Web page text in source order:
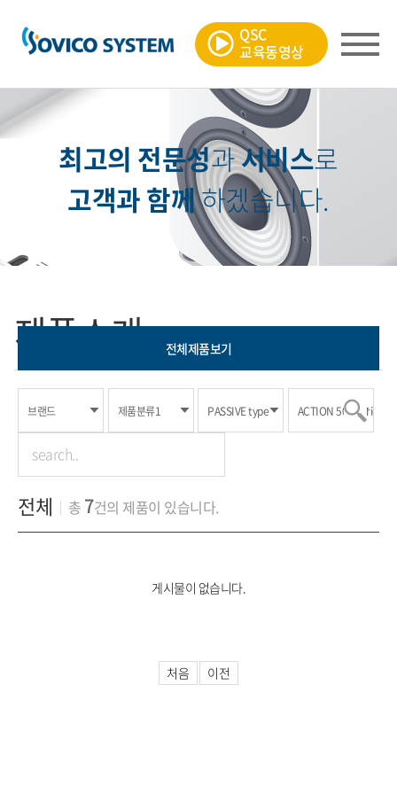
QSC
교육동영상
최고의 전문성과서비스로
고객과 함께하겠습니다.
제품소개 ㈜소비코시스템의 다양한 제품을 만나보세요
전체제품보기
전체 총 7건의 제품이 있습니다.
게시물이 없습니다.
처음 이전